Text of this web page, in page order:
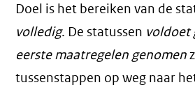
Doel is het bereiken van de
volledig. De statussen voldoet
eerste maatregelen genomen
tussenstappen op weg naar